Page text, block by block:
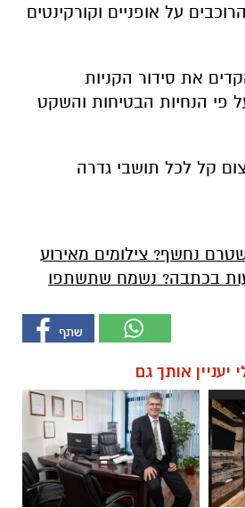
על אופניים וקורקינטים
את סידור הקניות
פי הנחיות הבטיחות והשקט
קל לכל תושבי גדרה
נחשף? צילומים מאירוע
בכתבה? נשמח שתשתפו
יעניין אותך גם